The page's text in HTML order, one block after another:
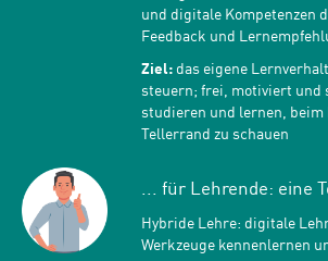
und digitale Kompetenzen
Feedback und
Ziel: das eigene
steuern; frei, motiviert und
studieren und lernen, beim
Tellerrand zu schauen
... für Lehrende: eine
Hybride Lehre: digitale
Werkzeuge kennenlernen